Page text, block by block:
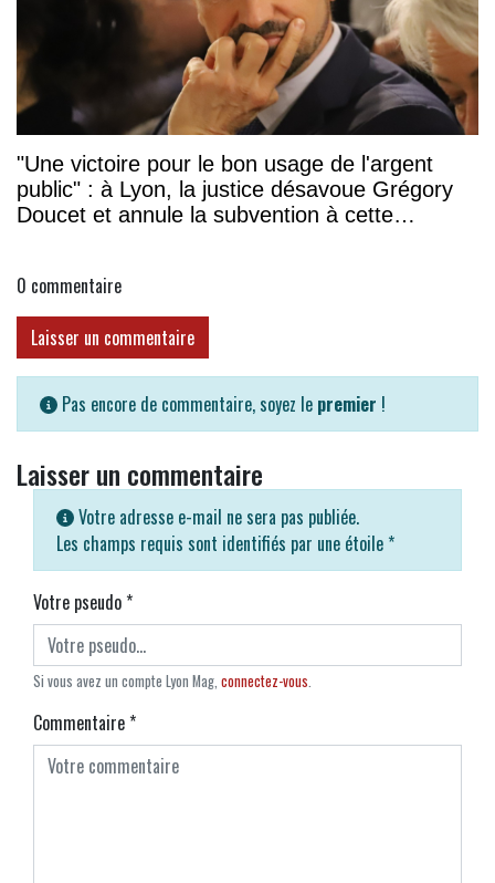
"Une victoire pour le bon usage de l'argent
public" : à Lyon, la justice désavoue Grégory
Doucet et annule la subvention à cette
0 commentaire
Laisser un commentaire
Pas encore de commentaire, soyez le premier !
Laisser un commentaire
Votre adresse e-mail ne sera pas publiée.
Les champs requis sont identifiés par une étoile *
Votre pseudo*
Si vous avez un compte Lyon Mag, connectez-vous.
Commentaire*